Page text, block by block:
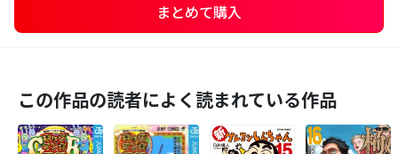
まとめて購入
この作品の読者によく読まれている作品